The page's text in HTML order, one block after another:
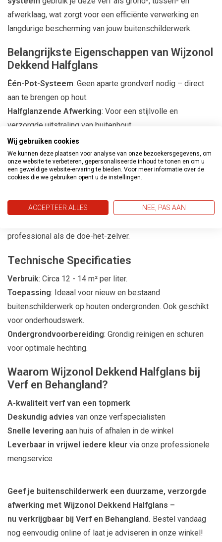
afwerklaag, wat zorgt voor een efficiënte verwerking en
langdurige bescherming van jouw buitenschilderwerk.
Belangrijkste Eigenschappen van Wijzonol
Dekkend Halfglans
Één-Pot-Systeem: Geen aparte grondverf nodig – direct
aan te brengen op hout.
Halfglanzende Afwerking: Voor een stijlvolle en
verzorgde uitstraling van buitenhout.
Vochtregulerend: Helpt hout beschermen tegen
schommelingen in vocht en weersinvloeden.
Flexibel en Elastisch: Scheurt niet en blijft langdurig in
topconditie.
zon en temperatuurschommelingen.
professional als de doe-het-zelver.
Technische Specificaties
Verbruik: Circa 12 - 14 m² per liter.
Toepassing: Ideaal voor nieuw en bestaand
buitenschilderwerk op houten ondergronden. Ook geschikt
voor onderhoudswerk.
Ondergrondvoorbereiding: Grondig reinigen en schuren
voor optimale hechting.
Waarom Wijzonol Dekkend Halfglans bij
Verf en Behangland?
A-kwaliteit verf van een topmerk
Deskundig advies van onze verfspecialisten
Snelle levering aan huis of afhalen in de winkel
Leverbaar in vrijwel iedere kleur via onze professionele
mengservice
Geef je buitenschilderwerk een duurzame, verzorgde
afwerking met Wijzonol Dekkend Halfglans –
nu verkrijgbaar bij Verf en Behangland. Bestel vandaag
nog eenvoudig online of laat je adviseren in onze winkel!
Wij gebruiken cookies
We kunnen deze plaatsen voor analyse van onze bezoekersgegevens, om
onze website te verbeteren, gepersonaliseerde inhoud te tonen en om u
een geweldige website-ervaring te bieden. Voor meer informatie over de
cookies die we gebruiken opent u de instellingen.
ACCEPTEER ALLES NEE, PAS AAN